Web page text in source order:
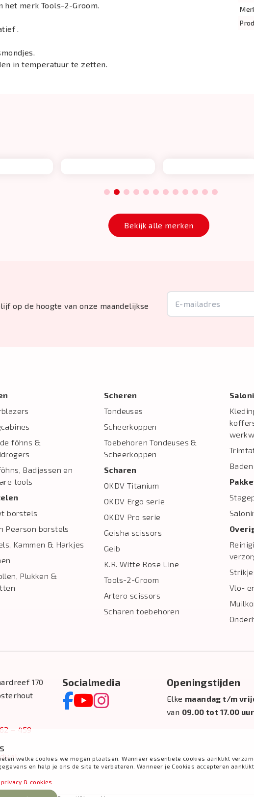
merk Tools-2-Groom.
.
in temperatuur te zetten.
1 2 3 4 5 6 7 8 9 10 11 12
Bekijk alle merken
op de hoogte van onze maandelijkse
föhns &
Badjassen en
tools
borstels
Pearson borstels
Kammen & Harkjes
Plukken &
Scheren
Tondeuses
Scheerkoppen
Toebehoren Tondeuses &
Scheerkoppen
Scharen
OKDV Titanium
OKDV Ergo serie
OKDV Pro serie
Geisha scissors
Geib
K.R. Witte Rose Line
Tools-2-Groom
Artero scissors
Scharen toebehoren
Vlo-
170
– 459
Socialmedia Openingstijden
Elke maandag t/m
van 09.00 tot 17.00 uur
welke cookies we mogen plaatsen. Wanneer essentiële cookies aanklikt
en help je ons de site te verbeteren. Wanneer je Cookies accepteren
& cookies